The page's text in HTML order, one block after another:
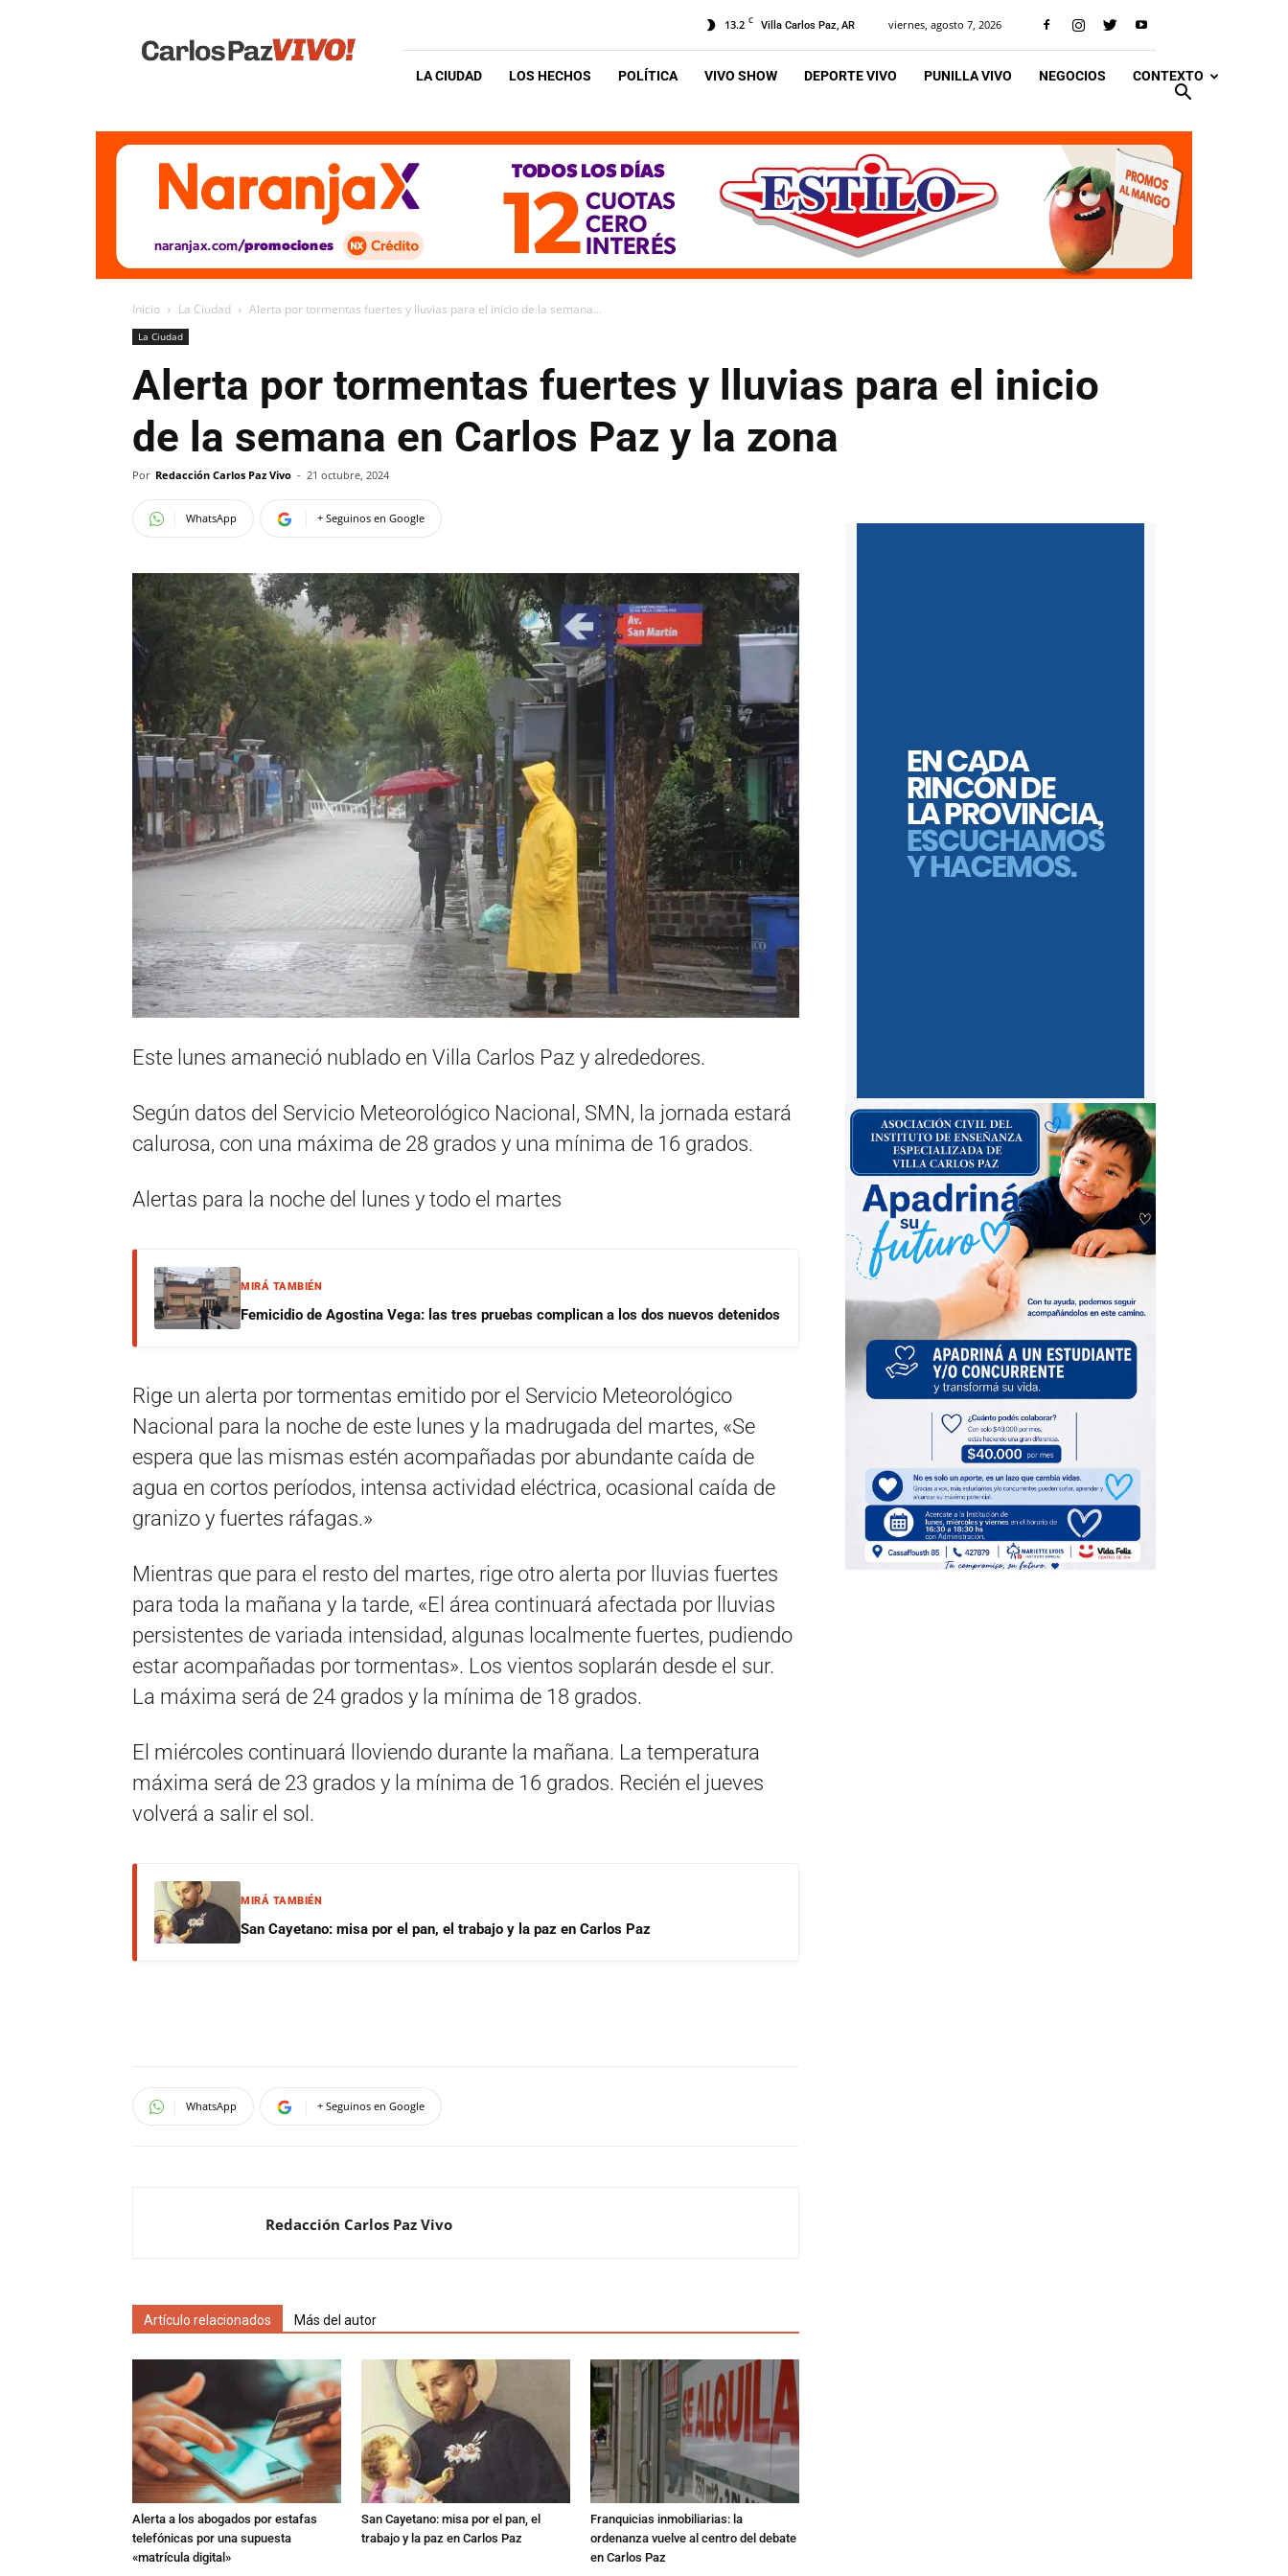
Vivo
13.2 C Villa Carlos Paz, AR viernes, agosto 7, 2026
LA CIUDAD LOS HECHOS POLÍTICA VIVO SHOW DEPORTE VIVO PUNILLA VIVO NEGOCIOS CONTEXTO
Inicio La Ciudad Alerta por tormentas fuertes y lluvias para el inicio de la semana...
La Ciudad
Alerta por tormentas fuertes y lluvias para el inicio
de la semana en Carlos Paz y la zona
Por Redacción Carlos Paz Vivo - 21 octubre, 2024
WhatsApp + Seguinos en Google
Este lunes amaneció nublado en Villa Carlos Paz y alrededores.
Según datos del Servicio Meteorológico Nacional, SMN, la jornada estará
calurosa, con una máxima de 28 grados y una mínima de 16 grados.
Alertas para la noche del lunes y todo el martes
MIRÁ TAMBIÉN
Femicidio de Agostina Vega: las tres pruebas complican a los dos nuevos detenidos
Rige un alerta por tormentas emitido por el Servicio Meteorológico
Nacional para la noche de este lunes y la madrugada del martes, «Se
espera que las mismas estén acompañadas por abundante caída de
agua en cortos períodos, intensa actividad eléctrica, ocasional caída de
granizo y fuertes ráfagas.»
Mientras que para el resto del martes, rige otro alerta por lluvias fuertes
para toda la mañana y la tarde, «El área continuará afectada por lluvias
persistentes de variada intensidad, algunas localmente fuertes, pudiendo
estar acompañadas por tormentas». Los vientos soplarán desde el sur.
La máxima será de 24 grados y la mínima de 18 grados.
El miércoles continuará lloviendo durante la mañana. La temperatura
máxima será de 23 grados y la mínima de 16 grados. Recién el jueves
volverá a salir el sol.
MIRÁ TAMBIÉN
San Cayetano: misa por el pan, el trabajo y la paz en Carlos Paz
WhatsApp + Seguinos en Google
Redacción Carlos Paz Vivo
Artículo relacionados Más del autor
Alerta a los abogados por estafas
telefónicas por una supuesta
«matrícula digital»
San Cayetano: misa por el pan, el
trabajo y la paz en Carlos Paz
Franquicias inmobiliarias: la
ordenanza vuelve al centro del debate
en Carlos Paz